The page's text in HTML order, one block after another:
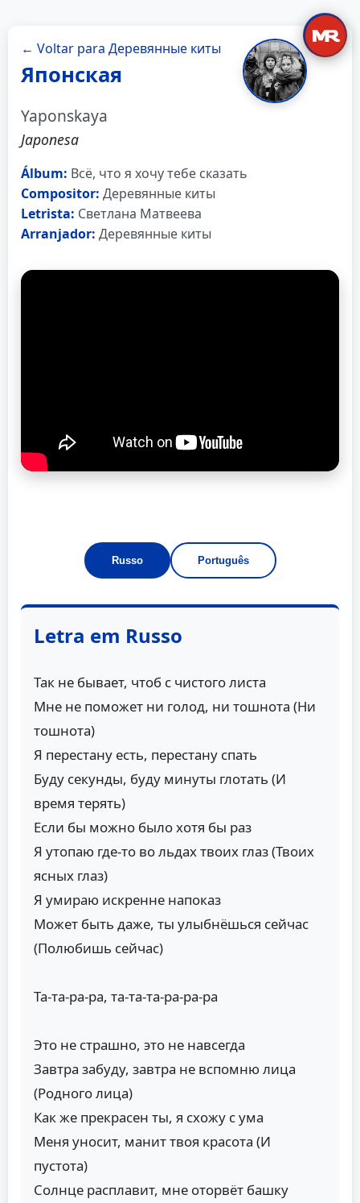
← Voltar para Деревянные киты
Японская
Yaponskaya
Japonesa
Álbum: Всё, что я хочу тебе сказать
Compositor: Деревянные киты
Letrista: Светлана Матвеева
Arranjador: Деревянные киты
Russo Português
Letra em Russo
Так не бывает, чтоб с чистого листа
Мне не поможет ни голод, ни тошнота (Ни
тошнота)
Я перестану есть, перестану спать
Буду секунды, буду минуты глотать (И
время терять)
Если бы можно было хотя бы раз
Я утопаю где-то во льдах твоих глаз (Твоих
ясных глаз)
Я умираю искренне напоказ
Может быть даже, ты улыбнёшься сейчас
(Полюбишь сейчас)
Та-та-ра-ра, та-та-та-ра-ра-ра
Это не страшно, это не навсегда
Завтра забуду, завтра не вспомню лица
(Родного лица)
Как же прекрасен ты, я схожу с ума
Меня уносит, манит твоя красота (И
пустота)
Солнце расплавит, мне оторвёт башку